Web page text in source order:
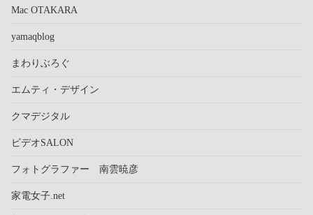
Mac OTAKARA
yamaqblog
まわりぶろぐ
エムティ・デザイン
クマデジタル
ビデオSALON
フォトグラファー 南雲暁彦
家電女子.net